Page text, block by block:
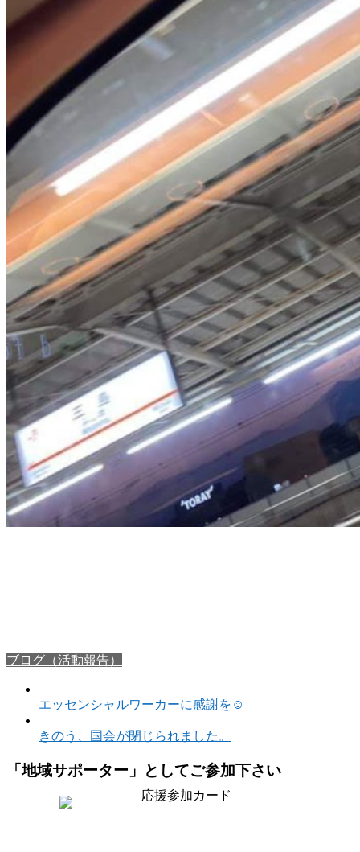
ブログ（活動報告）
エッセンシャルワーカーに感謝を☺️
きのう、国会が閉じられました。
「地域サポーター」としてご参加下さい